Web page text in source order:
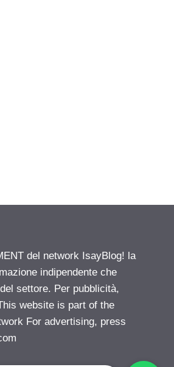
del network IsayBlog! la
indipendente che
settore. Per pubblicità,
website is part of the
For advertising, press